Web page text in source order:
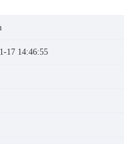
17 14:46:55